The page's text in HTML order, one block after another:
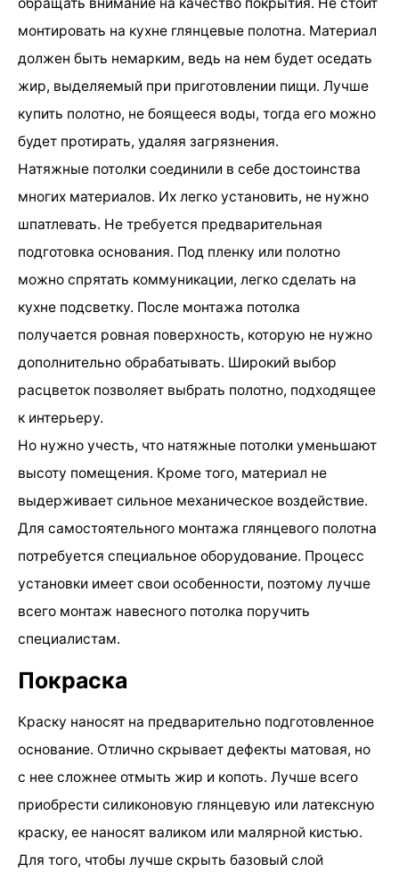
монтировать на кухне глянцевые полотна. Материал
должен быть немарким, ведь на нем будет оседать
жир, выделяемый при приготовлении пищи. Лучше
купить полотно, не боящееся воды, тогда его можно
будет протирать, удаляя загрязнения.
Натяжные потолки соединили в себе достоинства
многих материалов. Их легко установить, не нужно
шпатлевать. Не требуется предварительная
подготовка основания. Под пленку или полотно
можно спрятать коммуникации, легко сделать на
кухне подсветку. После монтажа потолка
получается ровная поверхность, которую не нужно
дополнительно обрабатывать. Широкий выбор
расцветок позволяет выбрать полотно, подходящее
к интерьеру.
Но нужно учесть, что натяжные потолки уменьшают
высоту помещения. Кроме того, материал не
выдерживает сильное механическое воздействие.
Для самостоятельного монтажа глянцевого полотна
потребуется специальное оборудование. Процесс
установки имеет свои особенности, поэтому лучше
всего монтаж навесного потолка поручить
специалистам.
Покраска
Краску наносят на предварительно подготовленное
основание. Отлично скрывает дефекты матовая, но
с нее сложнее отмыть жир и копоть. Лучше всего
приобрести силиконовую глянцевую или латексную
краску, ее наносят валиком или малярной кистью.
Для того, чтобы лучше скрыть базовый слой